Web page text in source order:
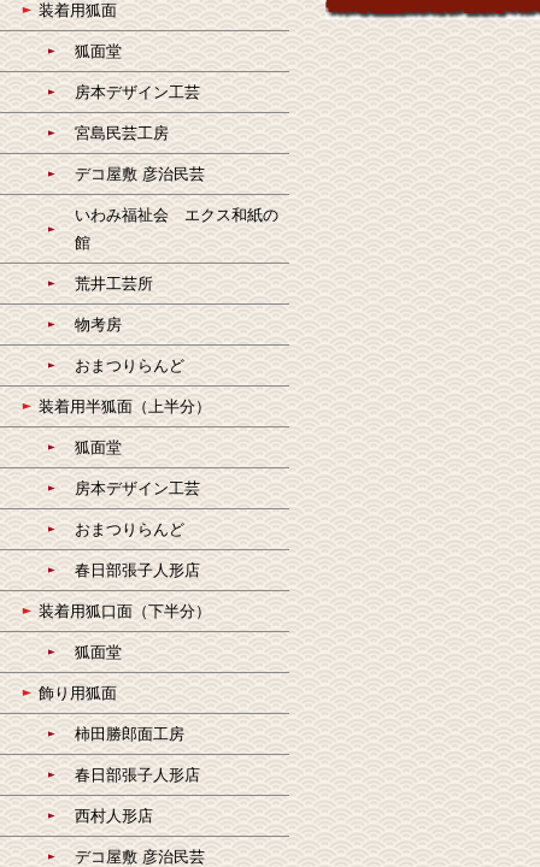
装着用狐面
狐面堂
房本デザイン工芸
宮島民芸工房
デコ屋敷 彦治民芸
いわみ福祉会 エクス和紙の
館
荒井工芸所
物考房
おまつりらんど
装着用半狐面（上半分）
狐面堂
房本デザイン工芸
おまつりらんど
春日部張子人形店
装着用狐口面（下半分）
狐面堂
飾り用狐面
柿田勝郎面工房
春日部張子人形店
西村人形店
デコ屋敷 彦治民芸